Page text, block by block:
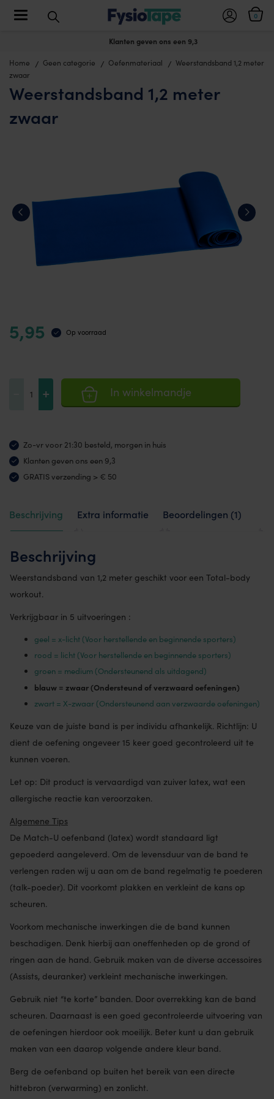
Klanten geven ons een 9,3
0
Toggle navigation
Home Geen categorie Oefenmateriaal
Weerstandsband 1,2 meter
zwaar
Weerstandsband 1,2 meter
zwaar
5,95 Op voorraad
aantal
+ In winkelmandje
Zo-vr voor 21:30 besteld, morgen in huis
Klanten geven ons een 9,3
GRATIS verzending > € 50
Beschrijving Extra informatie Beoordelingen (1)
Beschrijving
Weerstandsband van 1,2 meter geschikt voor een Total-body
workout.
Verkrijgbaar in 5 uitvoeringen :
geel = x-licht (Voor herstellende en beginnende sporters)
rood = licht (Voor herstellende en beginnende sporters)
groen = medium (Ondersteunend als uitdagend)
blauw = zwaar (Ondersteund of verzwaard oefeningen)
zwart = X-zwaar (Ondersteunend aan verzwaarde oefeningen)
Keuze van de juiste band is per individu afhankelijk. Richtlijn: U
dient de oefening ongeveer 15 keer goed gecontroleerd uit te
kunnen voeren.
Let op: Dit product is vervaardigd van zuiver latex, wat een
allergische reactie kan veroorzaken.
Algemene Tips
De Match-U oefenband (latex) wordt standaard ligt
gepoederd aangeleverd. Om de levensduur van de band te
verlengen raden wij u aan om de band regelmatig te poederen
(talk-poeder). Dit voorkomt plakken en verkleint de kans op
scheuren.
Voorkom mechanische inwerkingen die de band kunnen
beschadigen. Denk hierbij aan oneffenheden op de grond of
ringen aan de hand. Gebruik maken van de diverse accessoires
(Assists, deuranker) verkleint mechanische inwerkingen.
Gebruik niet “te korte” banden. Door overrekking kan de band
scheuren. Daarnaast is een goed gecontroleerde uitvoering van
de oefeningen hierdoor ook moeilijk. Beter kunt u dan gebruik
maken van een daarop volgende andere kleur band.
Berg de oefenband op buiten het bereik van een directe
hittebron (verwarming) en zonlicht.